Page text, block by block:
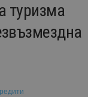
туризма